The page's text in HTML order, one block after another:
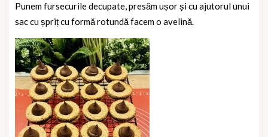
Punem fursecurile decupate, presăm ușor și cu ajutorul unui
sac cu șpriț cu formă rotundă facem o avelină.